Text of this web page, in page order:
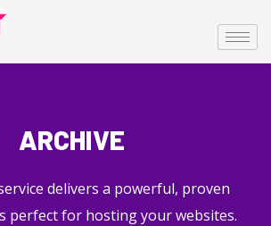
ARCHIVE
delivers a powerful, proven
perfect for hosting your websites.